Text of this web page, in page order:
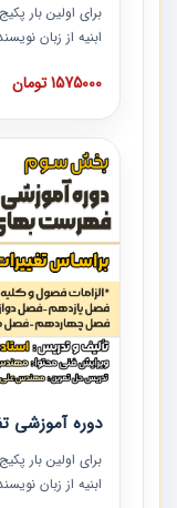
برای اولین بار
ابنیه از زبان
ردیف ها و
دوره به صورت
دوره با کلام
مشاور در امر
همکارانی که
توصیه می کنیم از
1575000 تومان
دوره آموزشی
برای اولین بار
ابنیه از زبان